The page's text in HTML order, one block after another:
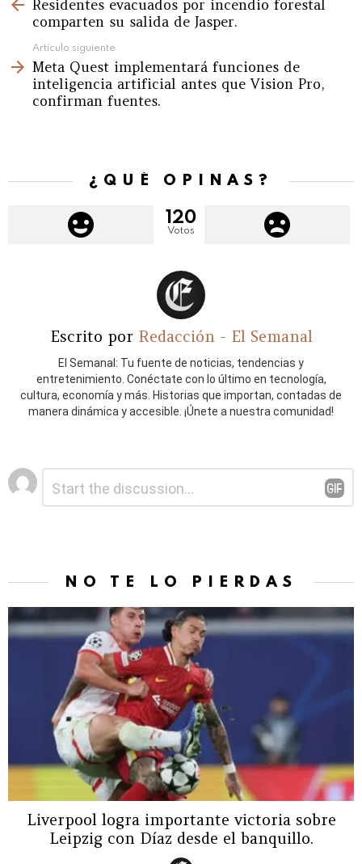
moreResidentes evacuados por incendio forestal
comparten su salida de Jasper.
Artículo siguiente
Meta Quest implementará funciones de
inteligencia artificial antes que Vision Pro,
confirman fuentes.
¿QUÉ OPINAS?
120
Votos
Escrito por Redacción - El Semanal
El Semanal: Tu fuente de noticias, tendencias y
entretenimiento. Conéctate con lo último en tecnología,
cultura, economía y más. Historias que importan, contadas de
manera dinámica y accesible. ¡Únete a nuestra comunidad!
Deja
una
NO TE LO PIERDAS
Liverpool logra importante victoria sobre
Leipzig con Díaz desde el banquillo.